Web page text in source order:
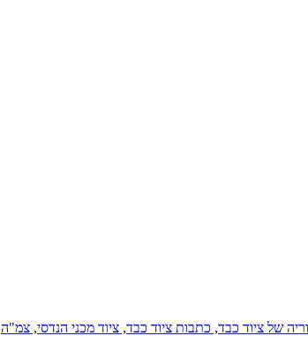
של ציוד כבד, כתבות ציוד כבד, ציוד מכני הנדסי, צמ"ה